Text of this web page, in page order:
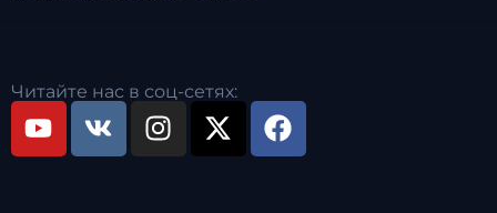
Читайте нас в соц-сетях: